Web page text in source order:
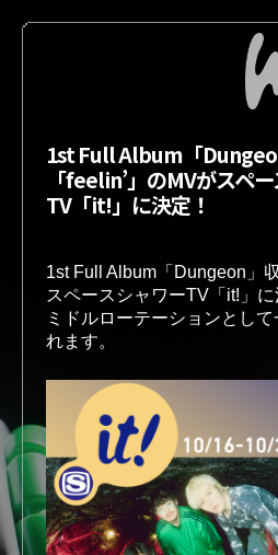
LIVE
1st Full Album「
「feelin’」のMVがスペ
TV「it!」に決定！
1st Full Album「Dungeon」
スペースシャワーTV「it!」に
ミドルローテーションとし